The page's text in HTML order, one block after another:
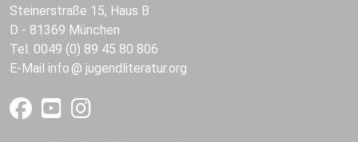
Steinerstraße 15, Haus B
D - 81369 München
Tel. 0049 (0) 89 45 80 806
E-Mail info jugendliteratur.org